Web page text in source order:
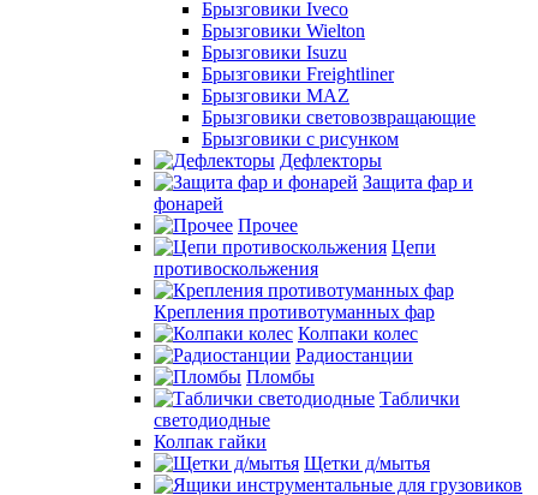
Брызговики Iveco
Брызговики Wielton
Брызговики Isuzu
Брызговики Freightliner
Брызговики MAZ
Брызговики световозвращающие
Брызговики с рисунком
Дефлекторы
Защита фар и
фонарей
Прочее
Цепи
противоскольжения
Крепления противотуманных фар
Колпаки колес
Радиостанции
Пломбы
Таблички
светодиодные
Колпак гайки
Щетки д/мытья